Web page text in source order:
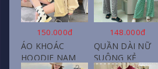
150.000đ
ÁO KHOÁC
HOODIE NAM
148.000đ
QUẦN DÀI NỮ
SUÔNG KẺ